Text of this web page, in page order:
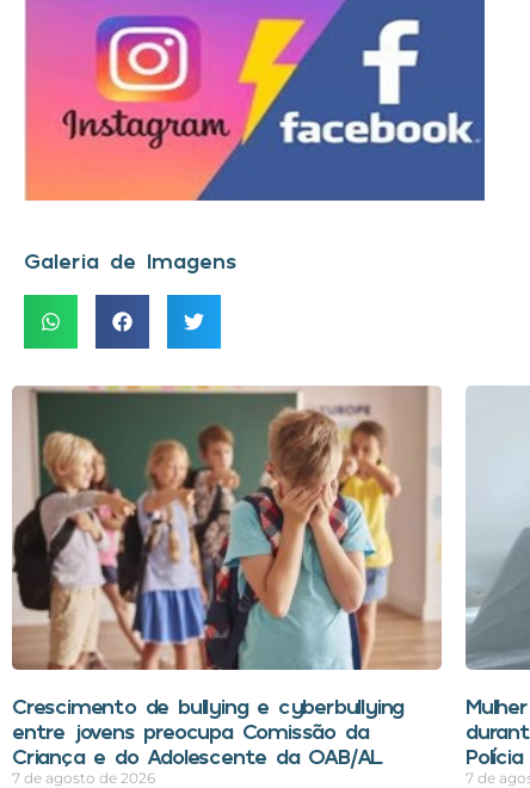
Galeria de Imagens
Crescimento de bullying e cyberbullying
entre jovens preocupa Comissão da
Criança e do Adolescente da OAB/AL
7 de agosto de 2026 7 de